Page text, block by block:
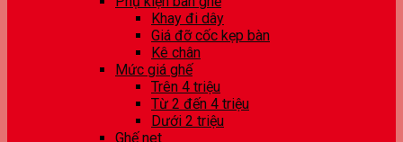
Khay đi dây
Giá đỡ cốc kẹp bàn
Kê chân
Mức giá ghế
Trên 4 triệu
Từ 2 đến 4 triệu
Dưới 2 triệu
Ghế net